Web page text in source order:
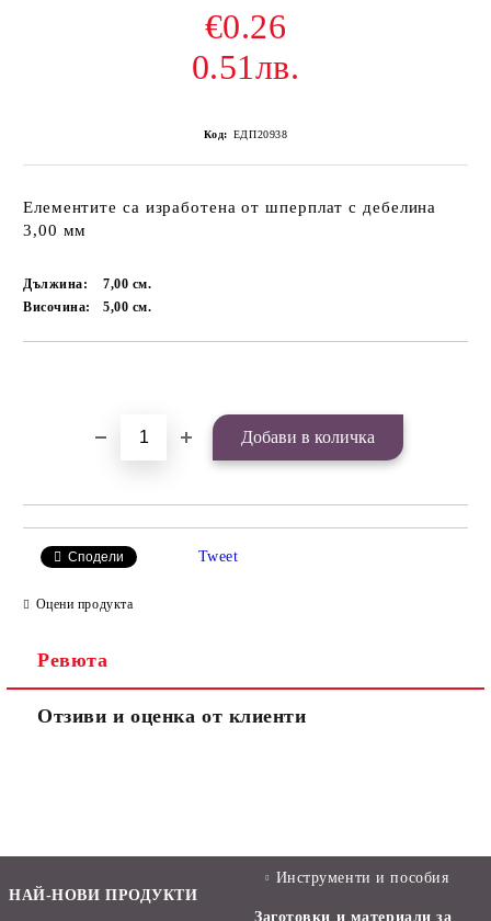
€0.26
0.51лв.
Код: ЕДП20938
Елементите са изработена от шперплат с дебелина
3,00 мм
Дължина: 7,00 см.
Височина:
5,00 см.
Сподели Tweet
Оцени продукта
Ревюта
Отзиви и оценка от клиенти
НАЙ-НОВИ ПРОДУКТИ
Инструменти и пособия
Заготовки и материали за